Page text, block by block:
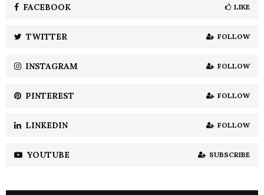
H
FACEBOOK LIKE
TWITTER FOLLOW
INSTAGRAM FOLLOW
PINTEREST FOLLOW
LINKEDIN FOLLOW
YOUTUBE SUBSCRIBE